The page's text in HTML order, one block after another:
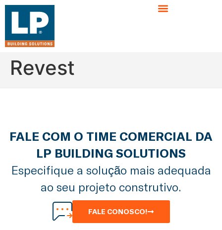
Revest
FALE COM O TIME COMERCIAL DA
LP BUILDING SOLUTIONS
Especifique a solução mais adequada
ao seu projeto construtivo.
FALE CONOSCO!